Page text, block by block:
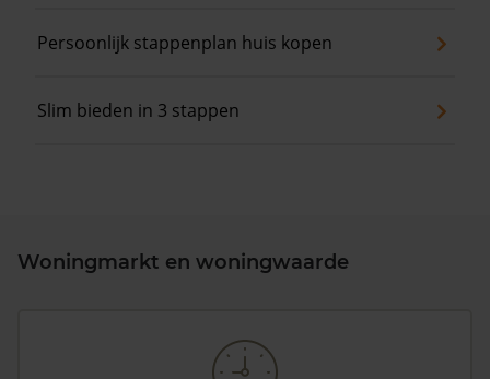
Persoonlijk stappenplan huis kopen
Slim bieden in 3 stappen
Woningmarkt en woningwaarde